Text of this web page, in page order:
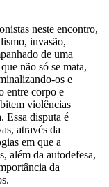
neste encontro,
invasão,
de uma
não só se mata,
os e
entre corpo e
violências
Essa disputa é
através da
em que a
além da autodefesa,
da